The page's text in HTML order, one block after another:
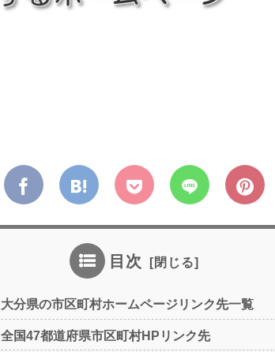
目次
大分県の市区町村ホームページリンク先一覧
全国47都道府県市区町村HPリンク先